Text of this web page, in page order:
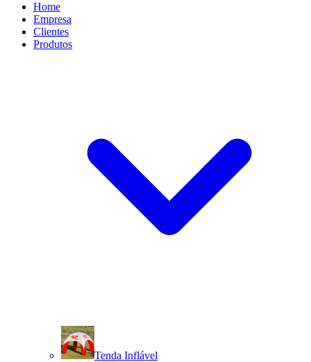
Home
Empresa
Clientes
Produtos
Tenda Inflável